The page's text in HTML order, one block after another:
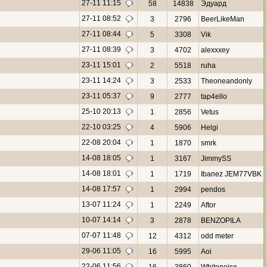
27-11 11:15 58 14838
Эдуард
27-11 08:52 3 2796
BeerLikeMan
27-11 08:44 5 3308
Vik
27-11 08:39 3 4702
alexxxey
23-11 15:01 2 5518
ruha
23-11 14:24 3 2533
Theoneandonly
23-11 05:37 9 2777
tap4ello
25-10 20:13 1 2856
Vetus
22-10 03:25 4 5906
Helgi
22-08 20:04 1 1870
smrk
14-08 18:05 1 3167
JimmySS
14-08 18:01 1 1719
Ibanez JEM77VBK
14-08 17:57 1 2994
pendos
13-07 11:24 1 2249
Aftor
10-07 14:14 3 2878
BENZOPILA
07-07 11:48 12 4312
odd meter
29-06 11:05 16 5995
Aoi